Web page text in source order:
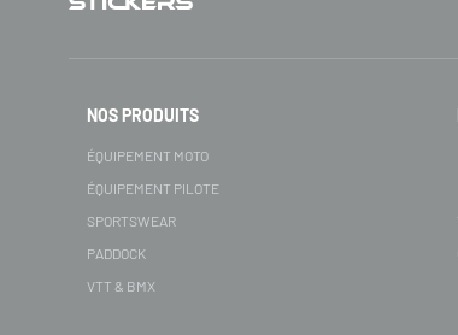
NOS PRODUITS
ÉQUIPEMENT MOTO
ÉQUIPEMENT PILOTE
SPORTSWEAR
PADDOCK
VTT & BMX